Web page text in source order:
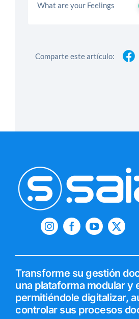
What are your Feelings
Comparte este artículo:
Transforme su gestión
una plataforma modular y
permitiéndole digitalizar,
controlar sus procesos